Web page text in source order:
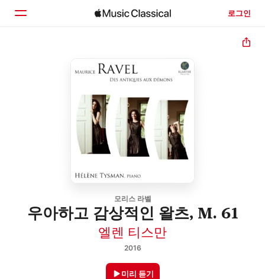
로그인
모리스 라벨
우아하고 감상적인 왈츠, M. 61
엘렌 티스만
2016
미리 듣기